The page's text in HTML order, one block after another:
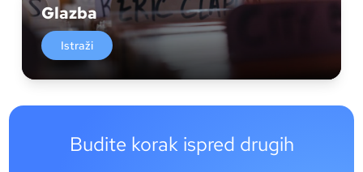
Glazba
Istraži
Budite korak ispred drugih